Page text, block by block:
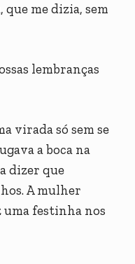
me dizia, sem
lembranças
virada só sem se
a boca na
dizer que
A mulher
uma festinha nos